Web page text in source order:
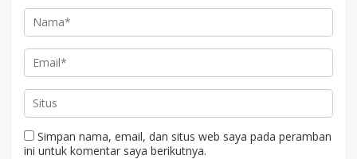
Simpan nama, email, dan situs web saya pada peramban
ini untuk komentar saya berikutnya.